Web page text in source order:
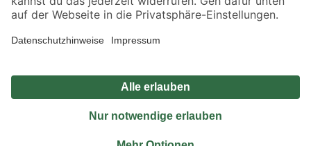
Alle Preisangaben in EUR inkl. gesetzl. MwSt.. Die dargestellten Angebote sind unter
Umständen nicht in allen Märkten verfügbar. Die angegebenen Verfügbarkeiten beziehen
Produkte nur solange der Vorrat reicht.
*Paketversand ab 59 € versandkostenfrei, gilt nicht für Artikel mit Speditionsversand, hier
Privatsphäre Impressum
Nutzungsbedingungen
Widerrufsrecht
Vertrag widerrufen